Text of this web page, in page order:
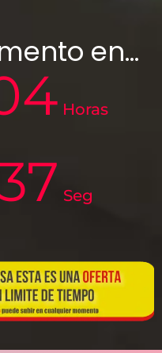
en…
Horas
Seg